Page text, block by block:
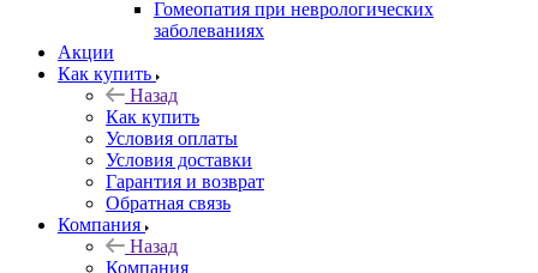
Гомеопатия при неврологических
заболеваниях
Акции
Как купить
Назад
Как купить
Условия оплаты
Условия доставки
Гарантия и возврат
Обратная связь
Компания
Назад
Компания